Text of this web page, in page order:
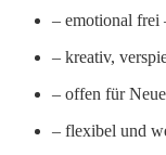
– emotional frei
– kreativ,
– offen für
– flexibel und